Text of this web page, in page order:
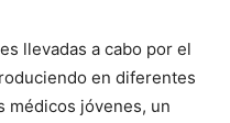
llevadas a cabo por el
en diferentes
médicos jóvenes, un